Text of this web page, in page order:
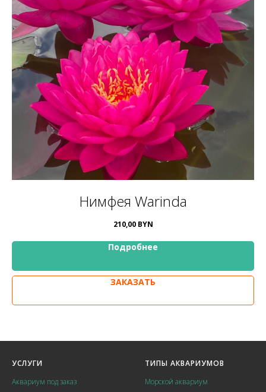
Нимфея Warinda
210,00 BYN
Подробнее
ЗАКАЗАТЬ
УСЛУГИ
Аквариум под заказ
ТИПЫ АКВАРИУМОВ
Морской аквариум